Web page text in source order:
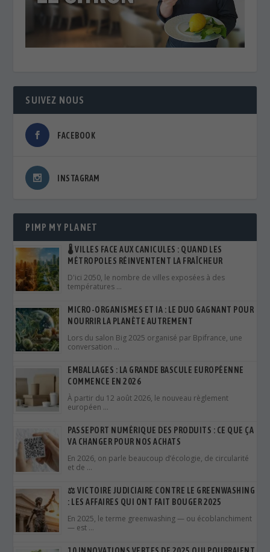
SUIVEZ NOUS
INSTAGRAM
PIMP MY PLANET
MÉTROPOLES RÉINVENTENT LA FRAÎCHEUR
MICRO-ORGANISMES ET IA : LE DUO GAGNANT POUR
NOURRIR LA PLANÈTE AUTREMENT
Lors du salon Big 2025 organisé par Bpifrance, une
conversation …
EMBALLAGES : LA GRANDE BASCULE EUROPÉENNE
À partir du 12 août 2026, le nouveau règlement
européen …
PASSEPORT NUMÉRIQUE DES PRODUITS : CE QUE ÇA
En 2026, on parle beaucoup d’écologie, de circularité
et de …
⚖️ VICTOIRE JUDICIAIRE CONTRE LE GREENWASHING
En 2025, le terme greenwashing — ou écoblanchiment
— est …
10 INNOVATIONS VERTES DE 2025 QUI POURRAIENT
L’année 2025 a vu émerger de nombreuses
innovations durables à …
QUAND L’ÉNERGIE RENOUVELABLE DEVIENT MOINS